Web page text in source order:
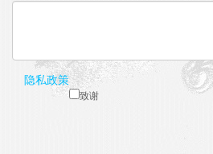
隐私政策
致谢